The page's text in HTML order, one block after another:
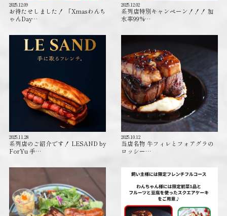
2025.12.09
お待たせしました！ 「Xmasわんち
ゃんDay…
2025.12.02
系列店特別キャンペーン！！！ 加
水率99%…
2025.11.28
系列店のご紹介です！ LESAND by
ForYu 手…
2025.10.12
当店名物 牛フィレとフォアグラの
ロッシー…